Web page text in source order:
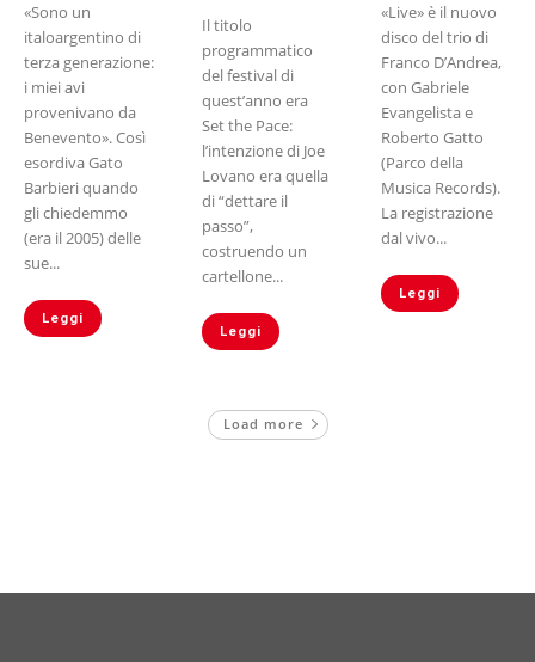
«Sono un
italoargentino di
terza generazione:
i miei avi
provenivano da
Benevento». Così
esordiva Gato
Barbieri quando
gli chiedemmo
(era il 2005) delle
sue...
Leggi
Il titolo
programmatico
del festival di
quest’anno era
Set the Pace:
l’intenzione di Joe
Lovano era quella
di “dettare il
passo”,
costruendo un
cartellone...
Leggi
«Live» è il nuovo
disco del trio di
Franco D’Andrea,
con Gabriele
Evangelista e
Roberto Gatto
(Parco della
Musica Records).
La registrazione
dal vivo...
Leggi
Load more